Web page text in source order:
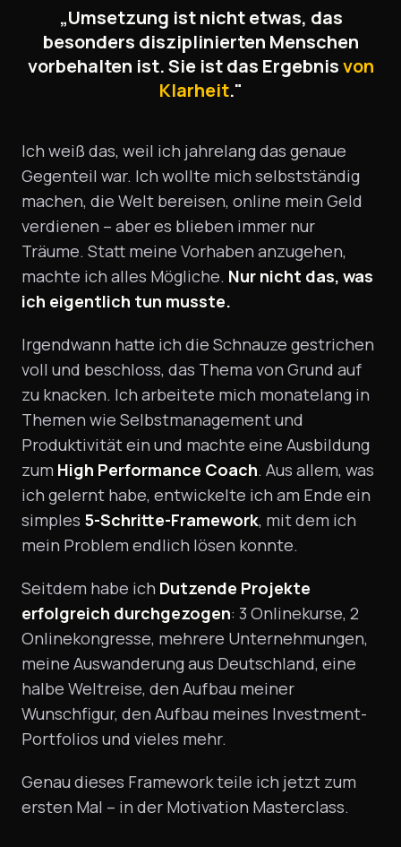
„Umsetzung ist nicht etwas, das
besonders disziplinierten Menschen
vorbehalten ist. Sie ist das Ergebnisvon
Klarheit."
Ich weiß das, weil ich jahrelang das genaue
Gegenteil war. Ich wollte mich selbstständig
machen, die Welt bereisen, online mein Geld
verdienen – aber es blieben immer nur
Träume. Statt meine Vorhaben anzugehen,
machte ich alles Mögliche. Nur nicht das, was
ich eigentlich tun musste.
Irgendwann hatte ich die Schnauze gestrichen
voll und beschloss, das Thema von Grund auf
zu knacken. Ich arbeitete mich monatelang in
Themen wie Selbstmanagement und
Produktivität ein und machte eine Ausbildung
zum High Performance Coach. Aus allem, was
ich gelernt habe, entwickelte ich am Ende ein
simples 5-Schritte-Framework, mit dem ich
mein Problem endlich lösen konnte.
Seitdem habe ich Dutzende Projekte
erfolgreich durchgezogen: 3 Onlinekurse, 2
Onlinekongresse, mehrere Unternehmungen,
meine Auswanderung aus Deutschland, eine
halbe Weltreise, den Aufbau meiner
Wunschfigur, den Aufbau meines Investment-
Portfolios und vieles mehr.
Genau dieses Framework teile ich jetzt zum
ersten Mal – in der Motivation Masterclass.